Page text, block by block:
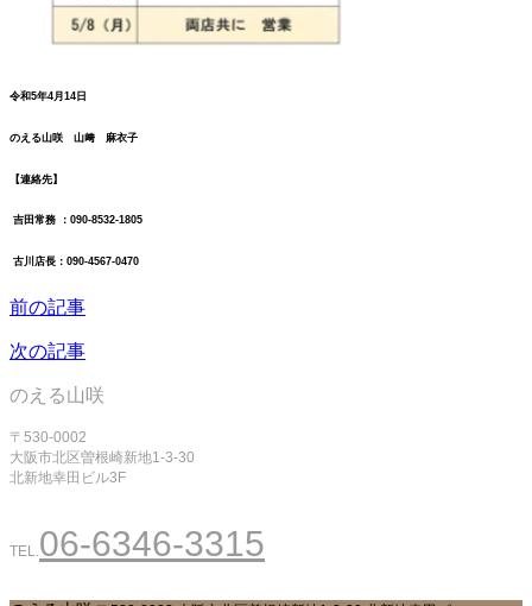
令和5年4月14 日
のえる山咲 山﨑 麻衣子
【連絡先】
吉田常務 ：090-8532-1805
古川店長：090-4567-0470
前の記事
次の記事
のえる山咲
〒530-0002
大阪市北区曽根崎新地1-3-30
北新地幸田ビル3F
TEL.06-6346-3315